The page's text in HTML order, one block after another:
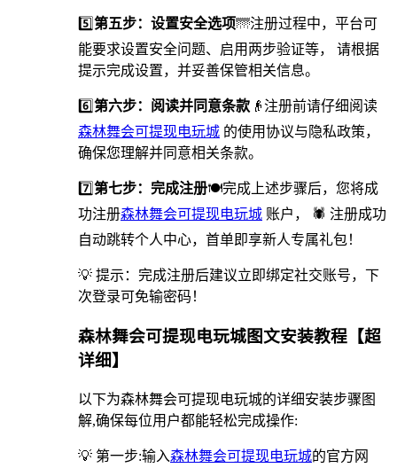
5️⃣第五步：设置安全选项🌁️注册过程中，平台可
能要求设置安全问题、启用两步验证等， 请根据
提示完成设置，并妥善保管相关信息。
6️⃣第六步：阅读并同意条款 👴注册前请仔细阅读
森林舞会可提现电玩城 的使用协议与隐私政策，
确保您理解并同意相关条款。
7️⃣第七步：完成注册🍽完成上述步骤后，您将成
功注册森林舞会可提现电玩城 账户， 🕷 注册成功
自动跳转个人中心，首单即享新人专属礼包！
💡 提示：完成注册后建议立即绑定社交账号，下
次登录可免输密码！
森林舞会可提现电玩城图文安装教程【超
详细】
以下为森林舞会可提现电玩城的详细安装步骤图
解,确保每位用户都能轻松完成操作:
💡 第一步:输入森林舞会可提现电玩城的官方网